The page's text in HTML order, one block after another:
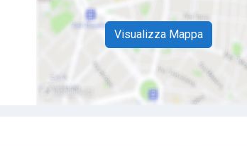
Visualizza Mappa